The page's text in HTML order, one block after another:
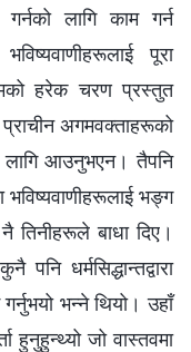
लागि काम गर्न
पूरा
हरेक चरण प्रस्तुत
प्राचीन अगमवक्ताहरूको
लागि आउनुभएन। तैपनि
भङ्ग
तिनीहरूले बाधा दिए।
धर्मसिद्धान्तद्वारा
भन्‍ने थियो। उहाँ
हुनुहुन्थ्यो जो वास्तवमा